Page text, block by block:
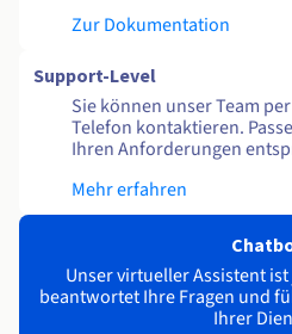
Zur Dokumentation
Support-Level
Sie können unser Team
Telefon kontaktieren.
Ihren Anforderungen
Mehr erfahren
Unser virtueller Assistent
beantwortet Ihre Fragen und
Ihrer